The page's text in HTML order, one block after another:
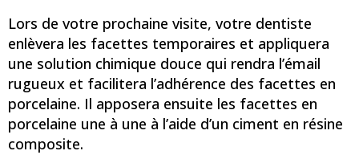
Lors de votre prochaine visite, votre dentiste
enlèvera les facettes temporaires et appliquera
une solution chimique douce qui rendra l’émail
rugueux et facilitera l’adhérence des facettes en
porcelaine. Il apposera ensuite les facettes en
porcelaine une à une à l’aide d’un ciment en résine
composite.